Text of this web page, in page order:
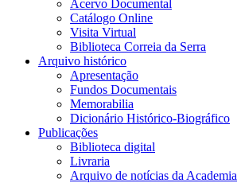
Acervo Documental
Catálogo Online
Visita Virtual
Biblioteca Correia da Serra
Arquivo histórico
Apresentação
Fundos Documentais
Memorabilia
Dicionário Histórico-Biográfico
Publicações
Biblioteca digital
Livraria
Arquivo de notícias da Academia